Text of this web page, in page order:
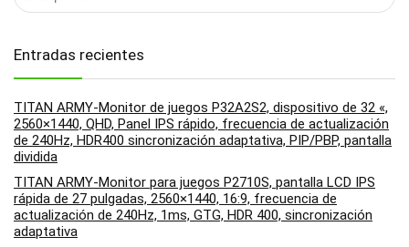
Entradas recientes
TITAN ARMY-Monitor de juegos P32A2S2, dispositivo de 32 «,
2560×1440, QHD, Panel IPS rápido, frecuencia de actualización
de 240Hz, HDR400 sincronización adaptativa, PIP/PBP, pantalla
dividida
TITAN ARMY-Monitor para juegos P2710S, pantalla LCD IPS
rápida de 27 pulgadas, 2560×1440, 16:9, frecuencia de
actualización de 240Hz, 1ms, GTG, HDR 400, sincronización
adaptativa